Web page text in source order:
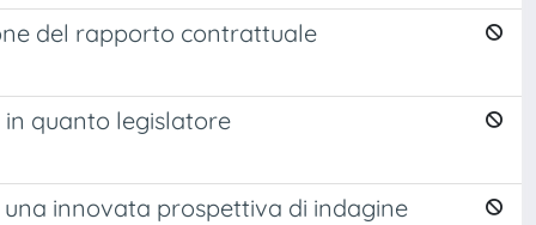
del rapporto contrattuale
in quanto legislatore
innovata prospettiva di indagine